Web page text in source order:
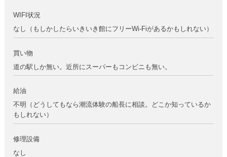
WIFI状況
なし（もしかしたらいきいき館にフリーWi-Fiがあるかもしれない）
買い物
道の駅しか無い。近所にスーパーもコンビニも無い。
給油
不明（どうしてもなら潮流体験の船長に相談。どこか知っているか
もしれない）
修理設備
なし